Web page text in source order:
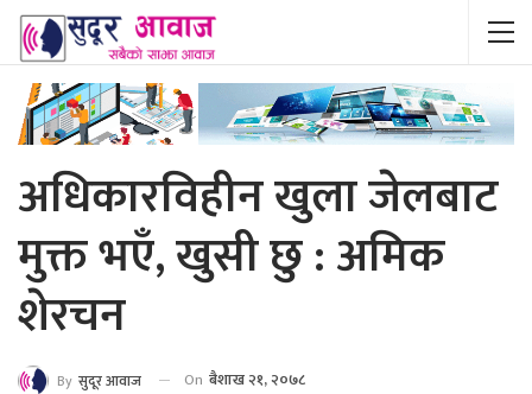
अधिकारविहीन खुला जेलबाट
मुक्त भएँ, खुसी छु : अमिक
शेरचन
By सुदूर आवाज On बैशाख २१, २०७८